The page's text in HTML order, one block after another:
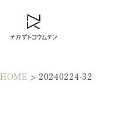
HOME > 20240224-32